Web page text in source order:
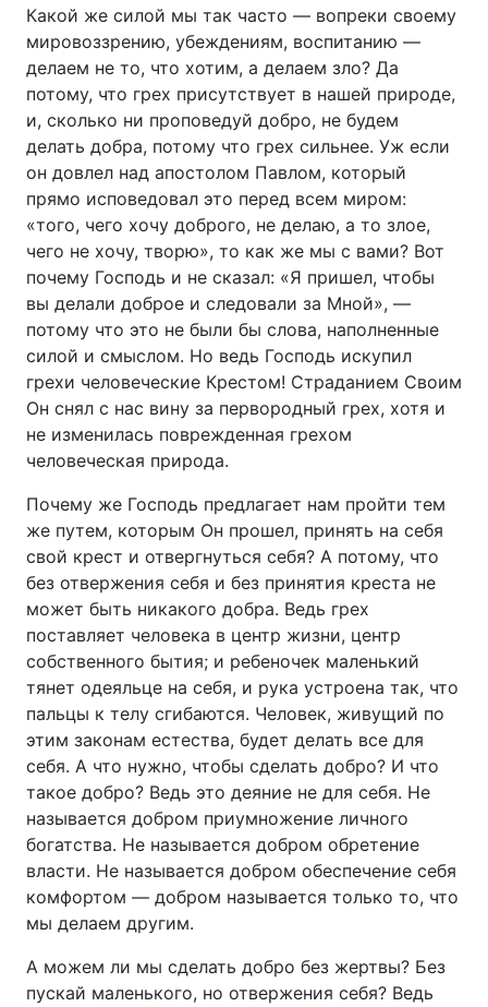
Какой же силой мы так часто — вопреки своему
мировоззрению, убеждениям, воспитанию —
делаем не то, что хотим, а делаем зло? Да
потому, что грех присутствует в нашей природе,
и, сколько ни проповедуй добро, не будем
делать добра, потому что грех сильнее. Уж если
он довлел над апостолом Павлом, который
прямо исповедовал это перед всем миром:
«того, чего хочу доброго, не делаю, а то злое,
чего не хочу, творю», то как же мы с вами? Вот
почему Господь и не сказал: «Я пришел, чтобы
вы делали доброе и следовали за Мной», —
потому что это не были бы слова, наполненные
силой и смыслом. Но ведь Господь искупил
грехи человеческие Крестом! Страданием Своим
Он снял с нас вину за первородный грех, хотя и
не изменилась поврежденная грехом
человеческая природа.
Почему же Господь предлагает нам пройти тем
же путем, которым Он прошел, принять на себя
свой крест и отвергнуться себя? А потому, что
без отвержения себя и без принятия креста не
может быть никакого добра. Ведь грех
поставляет человека в центр жизни, центр
собственного бытия; и ребеночек маленький
тянет одеяльце на себя, и рука устроена так, что
пальцы к телу сгибаются. Человек, живущий по
этим законам естества, будет делать все для
себя. А что нужно, чтобы сделать добро? И что
такое добро? Ведь это деяние не для себя. Не
называется добром приумножение личного
богатства. Не называется добром обретение
власти. Не называется добром обеспечение себя
комфортом — добром называется только то, что
мы делаем другим.
А можем ли мы сделать добро без жертвы? Без
пускай маленького, но отвержения себя? Ведь